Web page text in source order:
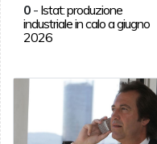
0- Istat: produzione
industriale in calo a giugno
2026